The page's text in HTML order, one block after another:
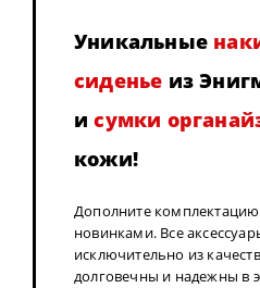
Уникальные
сиденье из
исумки
кожи!
Дополните
новинками. Все
исключительно из
долговечны и надежны в